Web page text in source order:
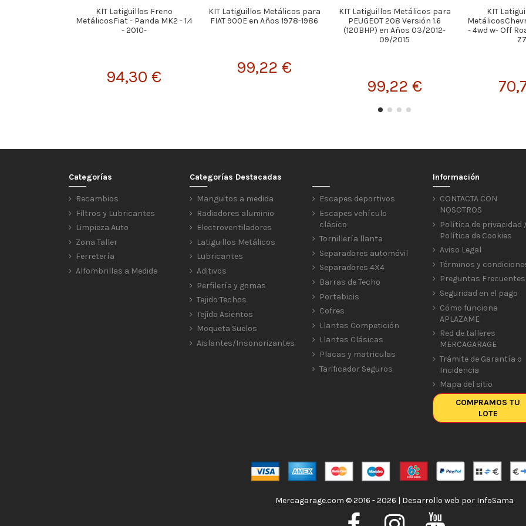
KIT Latiguillos Freno
MetálicosFiat - Panda MK2 - 1.4
- 2010-
94,30 €
KIT Latiguillos Metálicos para
FIAT 900E en Años 1978-1986
99,22 €
KIT Latiguillos Metálicos para
PEUGEOT 208 Versión 1.6
(120BHP) en Años 03/2012-
09/2015
99,22 €
KIT
- 4wd w- Off
Categorías
Recambios
Filtros y Lubricantes
Limpieza Auto
Zona Taller
Ferretería
Alfombrillas a Medida
Categorías Destacadas
Manguitos a medida
Radiadores aluminio
Electroventiladores
Latiguillos Metálicos
Lubricantes
Aditivos
Perfilería y gomas
Tejido Techos
Tejido Asientos
Moqueta Suelos
Aislantes/Insonorizantes
Escapes deportivos
Escapes vehículo
clásico
Tornillería llanta
Separadores automóvil
Separadores 4X4
Barras de Techo
Portabicis
Cofres
Llantas Competición
Llantas Clásicas
Placas y matriculas
Tarificador Seguros
Información
CONTACTA CON
NOSOTROS
Política de privacidad /
Política de Cookies
Aviso Legal
Términos y
Preguntas Frecuentes
Seguridad en el pago
Cómo funciona
APLAZAME
Red de talleres
MERCAGARAGE
Trámite de Garantía o
Incidencia
Mapa del sitio
COMPRAMOS TU
LOTE
Mercagarage.com © 2016 - 2026 | Desarrollo web por InfoSama